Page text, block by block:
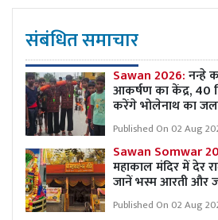
संबंधित समाचार
Sawan 2026:नन्हे
आकर्षण का केंद्र, 40
करेंगे भोलेनाथ का
Published On 02 Aug
Sawan Somwar
महाकाल मंदिर में देर
जानें भस्म आरती और
Published On 02 Aug